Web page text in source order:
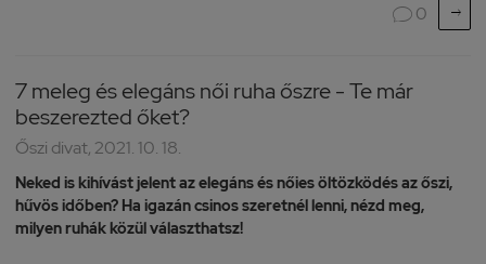
0 
7 meleg és elegáns női ruha őszre - Te már
beszerezted őket?
Őszi divat, 2021. 10. 18.
Neked is kihívást jelent az elegáns és nőies öltözködés az őszi,
hűvös időben? Ha igazán csinos szeretnél lenni, nézd meg,
milyen ruhák közül választhatsz!